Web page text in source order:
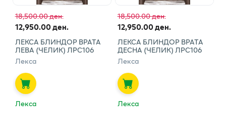
18,500.00 ден.
12,950.00 ден.
ЛЕКСА БЛИНДОР ВРАТА
ЛЕВА (ЧЕЛИК) ЛРС106
Лекса
Лекса
18,500.00 ден.
12,950.00 ден.
ЛЕКСА БЛИНДОР ВРАТА
ДЕСНА (ЧЕЛИК) ЛРС106
Лекса
Лекса